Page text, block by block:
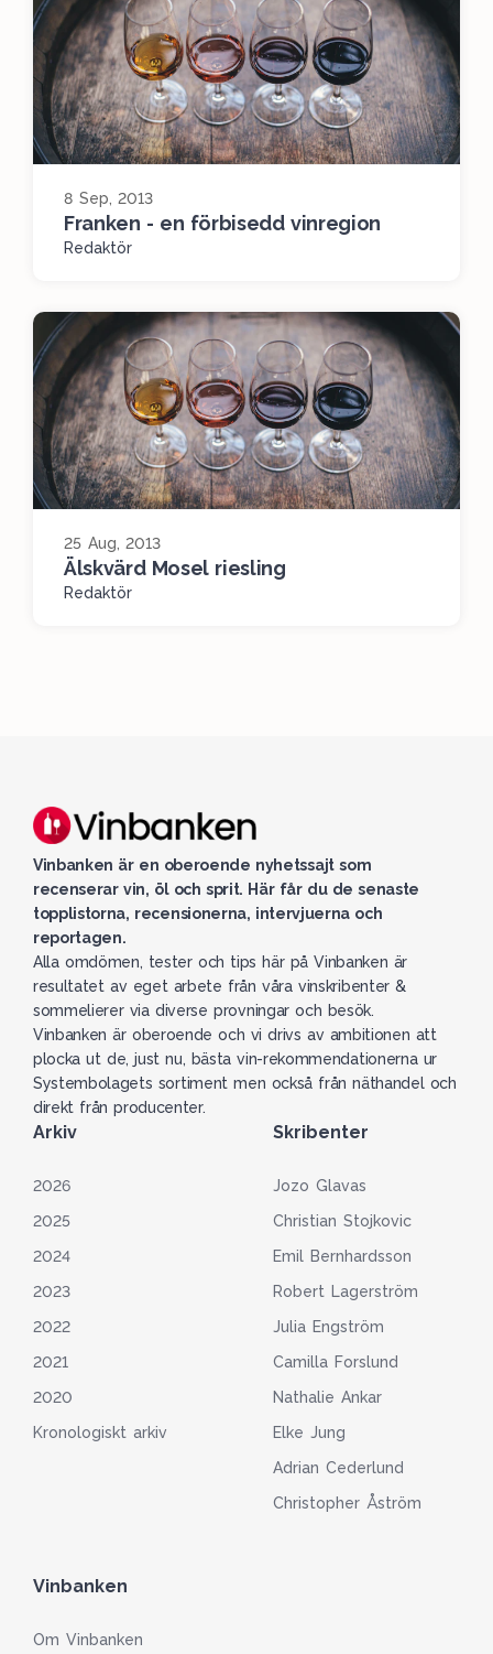
8 Sep, 2013
Franken - en förbisedd vinregion
Redaktör
25 Aug, 2013
Älskvärd Mosel riesling
Redaktör
Vinbanken är en oberoende nyhetssajt som
recenserar vin, öl och sprit. Här får du de senaste
topplistorna, recensionerna, intervjuerna och
reportagen.
Alla omdömen, tester och tips här på Vinbanken är
resultatet av eget arbete från våra vinskribenter &
sommelierer via diverse provningar och besök.
Vinbanken är oberoende och vi drivs av ambitionen att
plocka ut de, just nu, bästa vin-rekommendationerna ur
Systembolagets sortiment men också från näthandel och
direkt från producenter.
Arkiv
2026
2025
2024
2023
2022
2021
2020
Kronologiskt arkiv
Skribenter
Jozo Glavas
Christian Stojkovic
Emil Bernhardsson
Robert Lagerström
Julia Engström
Camilla Forslund
Nathalie Ankar
Elke Jung
Adrian Cederlund
Christopher Åström
Vinbanken
Om Vinbanken